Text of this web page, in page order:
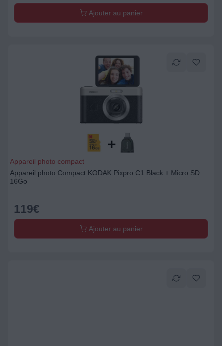
Ajouter au panier
Appareil photo compact
Appareil photo Compact KODAK Pixpro C1 Black + Micro SD
16Go
119€
Ajouter au panier